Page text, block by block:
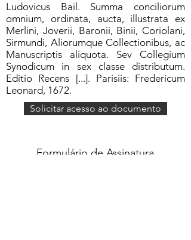
Ludovicus Bail. Summa conciliorum
omnium, ordinata, aucta, illustrata ex
Merlini, Joverii, Baronii, Binii, Coriolani,
Sirmundi, Aliorumque Collectionibus, ac
Manuscriptis alíquota. Sev Collegium
Synodicum in sex classe distributum.
Editio Recens [...]. Parisiis: Fredericum
Leonard, 1672.
Solicitar acesso ao documento
Formulário de Assinatura